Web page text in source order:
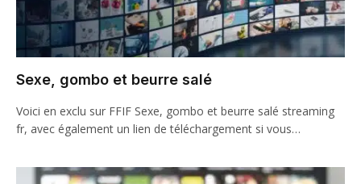
Sexe, gombo et beurre salé
Voici en exclu sur FFIF Sexe, gombo et beurre salé streaming
fr, avec également un lien de téléchargement si vous…